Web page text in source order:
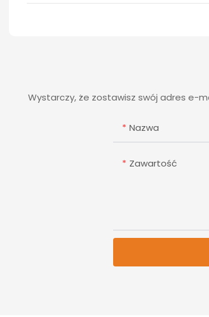
Wystarczy, że zostawisz swój adres e-
Nazwa
Zawartość